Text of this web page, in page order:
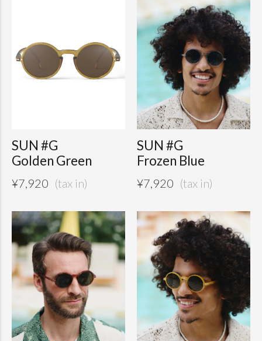
SUN #G
Golden Green
¥7,920
SUN #G
Frozen Blue
¥7,920